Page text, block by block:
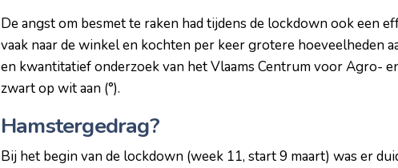
De angst om besmet te raken had tijdens de lockdown ook een
vaak naar de winkel en kochten per keer grotere hoeveelheden
en kwantitatief onderzoek van het Vlaams Centrum voor Agro-
zwart op wit aan (°).
Hamstergedrag?
Bij het begin van de lockdown (week 11, start 9 maart) was er